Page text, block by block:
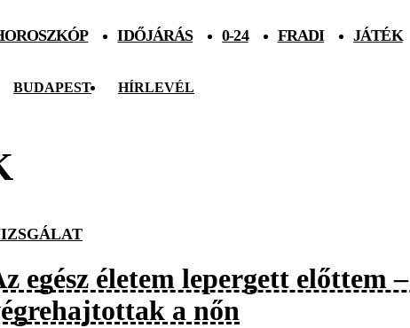
IDŐJÁRÁS 0-24 FRADI JÁTÉK
BUDAPEST HÍRLEVÉL
egész életem lepergett előttem
a nőn